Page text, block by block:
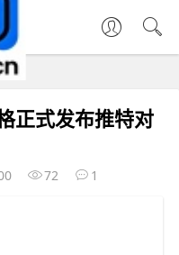
正式发布推特对
72 1